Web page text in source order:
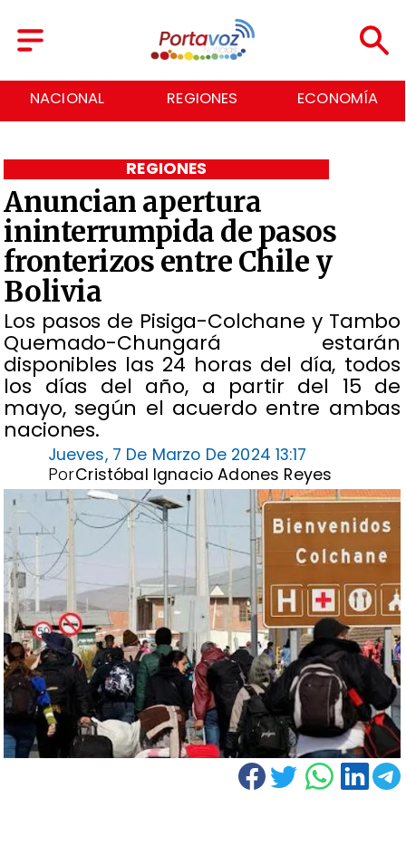
NACIONAL REGIONES ECONOMÍA
Anuncian apertura
ininterrumpida de pasos
fronterizos entre Chile y
Bolivia
​Los pasos de Pisiga-Colchane y Tambo
Quemado-Chungará estarán
disponibles las 24 horas del día, todos
los días del año, a partir del 15 de
mayo, según el acuerdo entre ambas
naciones.
REGIONES
Jueves, 7 De Marzo De 2024 13:17
Cristóbal Ignacio Adones Reyes
Por